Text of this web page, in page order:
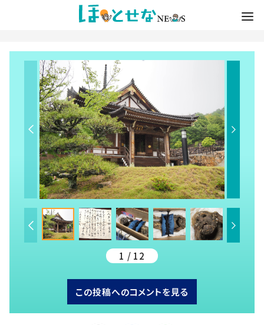
1 / 12
この投稿へのコメントを見る